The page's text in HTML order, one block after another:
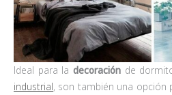
Ideal para la decoración de
industrial, son también una opción